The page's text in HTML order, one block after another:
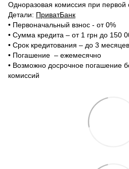
Одноразовая комиссия при первой
Детали: ПриватБанк
•‎ Первоначальный взнос - от 0%
•‎ Сумма кредита – от 1 грн до 150
•‎ Срок кредитования – до 3 месяцев
•‎ Погашение – ежемесячно
•‎ Возможно досрочное погашение
комиссий